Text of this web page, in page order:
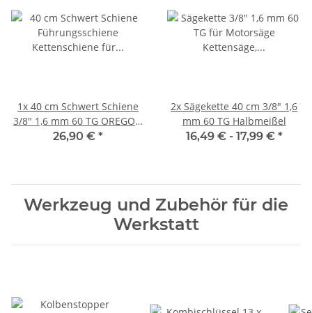
1x 40 cm Schwert Schiene
3/8" 1,6 mm 60 TG OREGON
AdvanceCut
26,90 € *
2x Sägekette 40 cm 3/8" 1,6
mm 60 TG Halbmeißel
16,49 € - 17,99 € *
Werkzeug und Zubehör für die
Werkstatt